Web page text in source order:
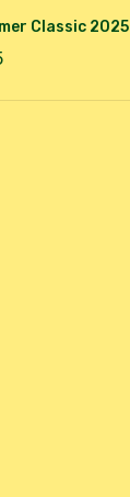
Classic 2025